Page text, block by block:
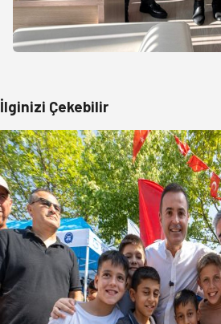
İlginizi Çekebilir